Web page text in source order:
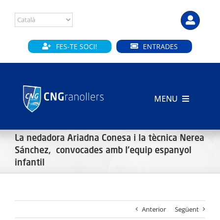
content
FES-TE SOCI! ENTRADES
MENU
CLUB
INSTAL·LACIONS
La nedadora Ariadna Conesa i la tècnica Nerea
Sánchez, convocades amb l’equip espanyol
infantil
Anterior Següent